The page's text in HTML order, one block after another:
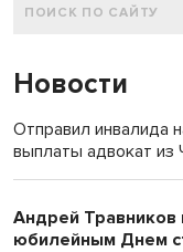
Новости
Отправил инвалида
выплаты адвокат из
Андрей Травников
юбилейным Днем